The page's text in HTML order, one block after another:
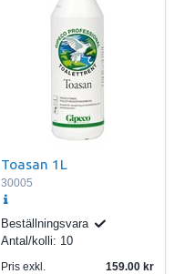
Toasan 1L
30005
Beställningsvara
Antal/kolli: 10
Pris exkl.
159.00